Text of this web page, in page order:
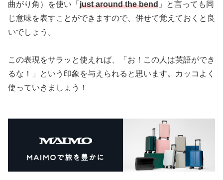
曲がり角）を使い「 just around the bend 」と言っても同
じ意味を表すことができますので、併せて覚えておくと良
いでしょう。
この表現をサラッと使えれば、「お！この人は英語ができ
るな！」という印象を与えられると思います。カッコよく
使っていきましょう！